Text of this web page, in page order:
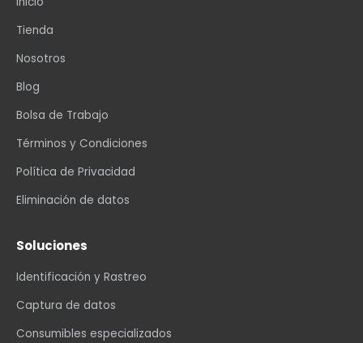
Tienda
Nosotros
Blog
Bolsa de Trabajo
Términos y Condiciones
Política de Privacidad
Eliminación de datos
Soluciones
Identificación y Rastreo
Captura de datos
Consumibles especializados